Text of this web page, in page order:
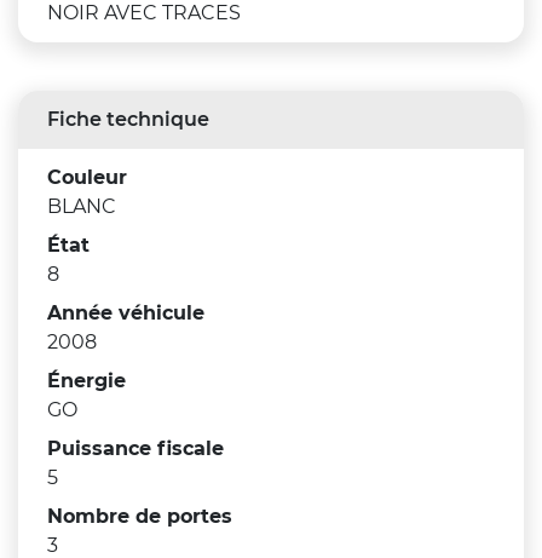
NOIR AVEC TRACES
Fiche technique
Couleur
BLANC
État
8
Année véhicule
2008
Énergie
GO
Puissance fiscale
5
Nombre de portes
3